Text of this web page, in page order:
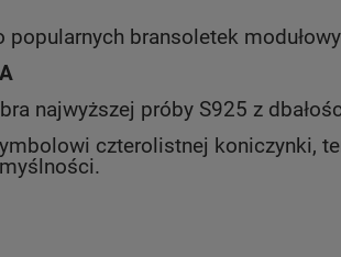
popularnych bransoletek
najwyższej próby S925 z
czterolistnej koniczynki, t